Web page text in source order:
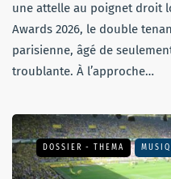
une attelle au poignet droit
Awards 2026, le double
parisienne, âgé de
troublante. À l’approche…
DOSSIER - THEMA